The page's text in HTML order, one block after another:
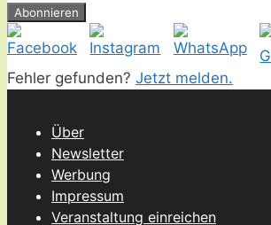
Fehler gefunden? Jetzt melden.
Über
Newsletter
Werbung
Impressum
Veranstaltung einreichen